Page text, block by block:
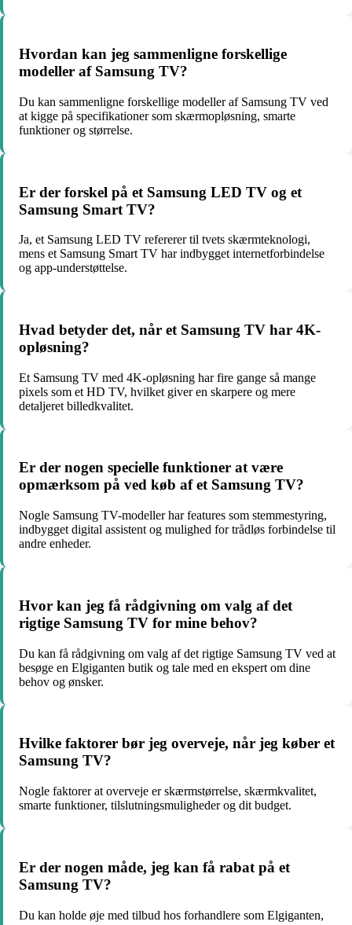
Hvordan kan jeg sammenligne forskellige
modeller af Samsung TV?
Du kan sammenligne forskellige modeller af Samsung TV ved
at kigge på specifikationer som skærmopløsning, smarte
funktioner og størrelse.
Er der forskel på et Samsung LED TV og et
Samsung Smart TV?
Ja, et Samsung LED TV refererer til tvets skærmteknologi,
mens et Samsung Smart TV har indbygget internetforbindelse
og app-understøttelse.
Hvad betyder det, når et Samsung TV har 4K-
opløsning?
Et Samsung TV med 4K-opløsning har fire gange så mange
pixels som et HD TV, hvilket giver en skarpere og mere
detaljeret billedkvalitet.
Er der nogen specielle funktioner at være
opmærksom på ved køb af et Samsung TV?
Nogle Samsung TV-modeller har features som stemmestyring,
indbygget digital assistent og mulighed for trådløs forbindelse til
andre enheder.
Hvor kan jeg få rådgivning om valg af det
rigtige Samsung TV for mine behov?
Du kan få rådgivning om valg af det rigtige Samsung TV ved at
besøge en Elgiganten butik og tale med en ekspert om dine
behov og ønsker.
Hvilke faktorer bør jeg overveje, når jeg køber et
Samsung TV?
Nogle faktorer at overveje er skærmstørrelse, skærmkvalitet,
smarte funktioner, tilslutningsmuligheder og dit budget.
Er der nogen måde, jeg kan få rabat på et
Samsung TV?
Du kan holde øje med tilbud hos forhandlere som Elgiganten,